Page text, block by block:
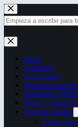
Saltar
al
contenido
Sin
resultados
Inicio
Contactos
Autoridades
Fiesta Nacional
Chamamé:
Censo Cultural
Eventos anuales
Fiesta